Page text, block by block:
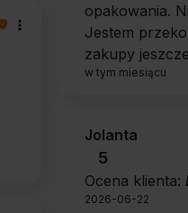
opakowania.
Jestem
zakupy
w tym miesiącu
Jolanta
5
Ocena klienta:
2026-06-22